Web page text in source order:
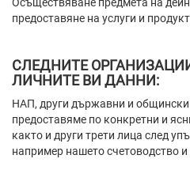
предоставяне на услуги и
СЛЕДНИТЕ
ЛИЧНИТЕ ВИ ДАННИ:
НАП, други държавни и общински
предоставяме по конкретни и
както и други трети лица след
например нашето счетоводство и